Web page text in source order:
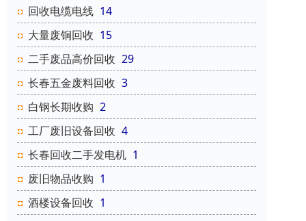
回收电缆电线 14
大量废铜回收 15
二手废品高价回收 29
长春五金废料回收 3
白钢长期收购 2
工厂废旧设备回收 4
长春回收二手发电机 1
废旧物品收购 1
酒楼设备回收 1